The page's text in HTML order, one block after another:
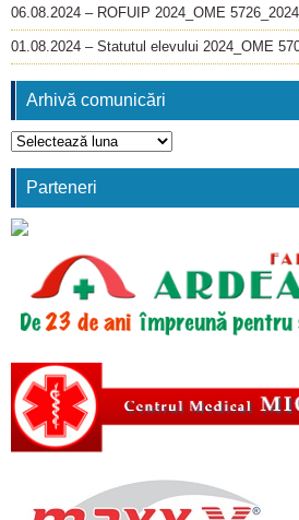
06.08.2024 – ROFUIP 2024_OME 5726_2024
01.08.2024 – Statutul elevului 2024_OME
Arhivă comunicări
Arhivă
comunicări
Parteneri